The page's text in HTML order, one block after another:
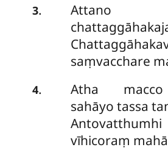
3.
Attano
saṃvacchare
4.
Atha macco
sahāyo tassa
vīhicoraṃ